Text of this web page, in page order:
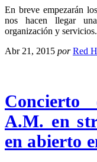
En breve empezarán
nos hacen llegar
organización y servicios.
Abr 21, 2015 por Red
A.M. en
en abierto